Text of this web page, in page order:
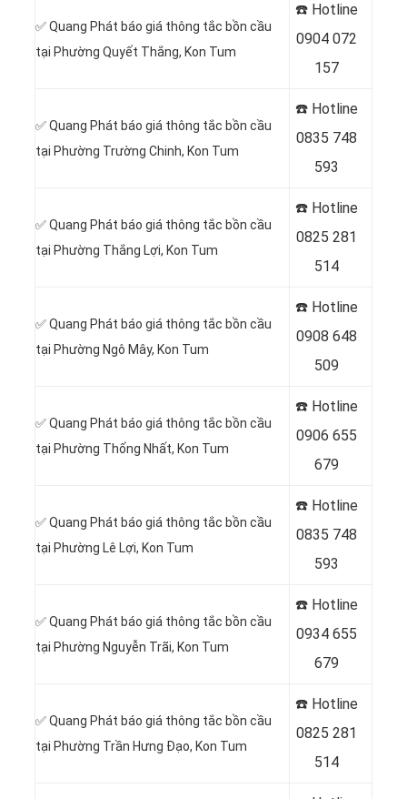
✅ Quang Phát báo giá thông tắc bồn cầu
tại Phường Quyết Thắng, Kon Tum
☎️ Hotline
0904 072
157
✅ Quang Phát báo giá thông tắc bồn cầu
tại Phường Trường Chinh, Kon Tum
☎️ Hotline
0835 748
593
✅ Quang Phát báo giá thông tắc bồn cầu
tại Phường Thắng Lợi, Kon Tum
☎️ Hotline
0825 281
514
✅ Quang Phát báo giá thông tắc bồn cầu
tại Phường Ngô Mây, Kon Tum
☎️ Hotline
0908 648
509
✅ Quang Phát báo giá thông tắc bồn cầu
tại Phường Thống Nhất, Kon Tum
☎️ Hotline
0906 655
679
✅ Quang Phát báo giá thông tắc bồn cầu
tại Phường Lê Lợi, Kon Tum
☎️ Hotline
0835 748
593
✅ Quang Phát báo giá thông tắc bồn cầu
tại Phường Nguyễn Trãi, Kon Tum
☎️ Hotline
0934 655
679
✅ Quang Phát báo giá thông tắc bồn cầu
tại Phường Trần Hưng Đạo, Kon Tum
☎️ Hotline
0825 281
514